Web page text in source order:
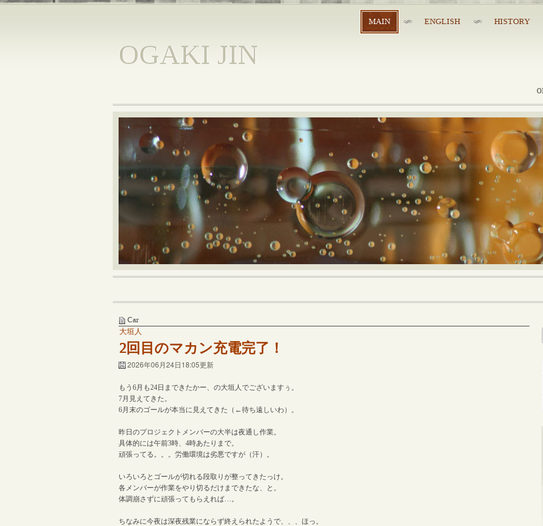
MAIN ENGLISH HISTORY
OGAKI JIN
Car
大垣人
2回目のマカン充電完了！
2026年06月24日18:05更新
もう6月も24日まできたかー、の大垣人でございますぅ。
7月見えてきた。
6月末のゴールが本当に見えてきた（←待ち遠しいわ）。
昨日のプロジェクトメンバーの大半は夜通し作業。
具体的には午前3時、4時あたりまで。
頑張ってる。。。労働環境は劣悪ですが（汗）。
いろいろとゴールが切れる段取りが整ってきたっけ。
各メンバーが作業をやり切るだけまできたな、と。
体調崩さずに頑張ってもらえれば…。
ちなみに今夜は深夜残業にならず終えられたようで、、、ほっ。